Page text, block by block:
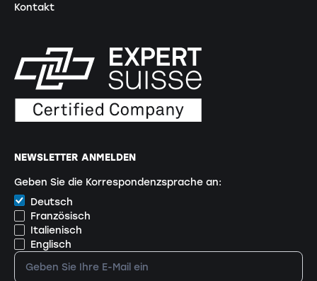
Kontakt
NEWSLETTER ANMELDEN
Geben Sie die Korrespondenzsprache an:
Deutsch
Französisch
Italienisch
Englisch